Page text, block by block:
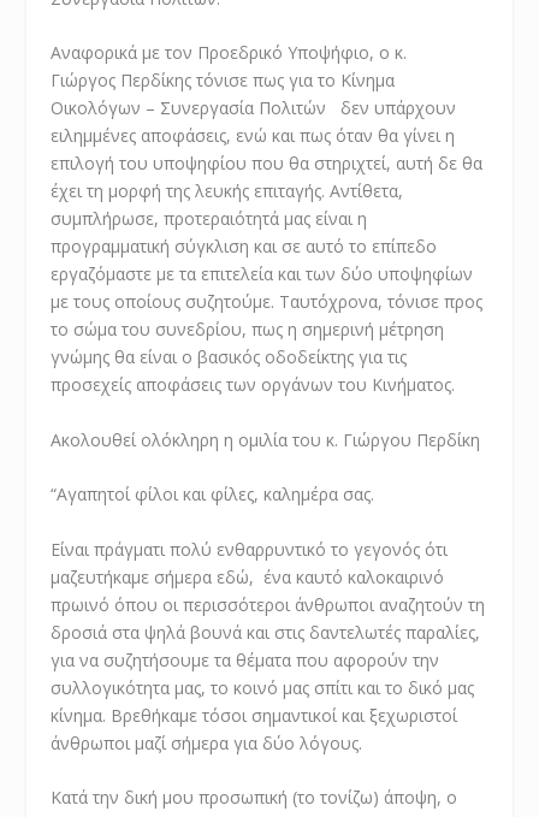
Αναφορικά με τον Προεδρικό Υποψήφιο, ο κ.
Γιώργος Περδίκης τόνισε πως για το Κίνημα
Οικολόγων – Συνεργασία Πολιτών δεν υπάρχουν
ειλημμένες αποφάσεις, ενώ και πως όταν θα γίνει η
επιλογή του υποψηφίου που θα στηριχτεί, αυτή δε θα
έχει τη μορφή της λευκής επιταγής. Αντίθετα,
συμπλήρωσε, προτεραιότητά μας είναι η
προγραμματική σύγκλιση και σε αυτό το επίπεδο
εργαζόμαστε με τα επιτελεία και των δύο υποψηφίων
με τους οποίους συζητούμε. Ταυτόχρονα, τόνισε προς
το σώμα του συνεδρίου, πως η σημερινή μέτρηση
γνώμης θα είναι ο βασικός οδοδείκτης για τις
προσεχείς αποφάσεις των οργάνων του Κινήματος.
Ακολουθεί ολόκληρη η ομιλία του κ. Γιώργου Περδίκη
“Αγαπητοί φίλοι και φίλες, καλημέρα σας.
Είναι πράγματι πολύ ενθαρρυντικό το γεγονός ότι
μαζευτήκαμε σήμερα εδώ, ένα καυτό καλοκαιρινό
πρωινό όπου οι περισσότεροι άνθρωποι αναζητούν τη
δροσιά στα ψηλά βουνά και στις δαντελωτές παραλίες,
για να συζητήσουμε τα θέματα που αφορούν την
συλλογικότητα μας, το κοινό μας σπίτι και το δικό μας
κίνημα. Βρεθήκαμε τόσοι σημαντικοί και ξεχωριστοί
άνθρωποι μαζί σήμερα για δύο λόγους.
Κατά την δική μου προσωπική (το τονίζω) άποψη, ο